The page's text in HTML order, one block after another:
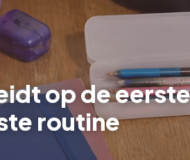
op de eerste
routine